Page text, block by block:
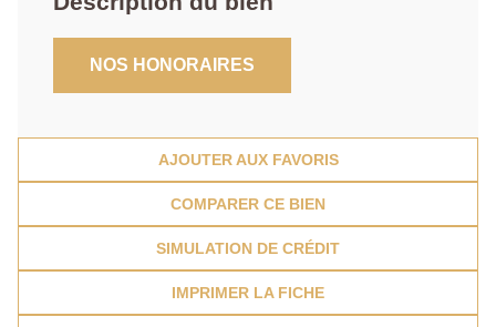
NOS HONORAIRES
AJOUTER AUX FAVORIS
COMPARER CE BIEN
SIMULATION DE CRÉDIT
IMPRIMER LA FICHE